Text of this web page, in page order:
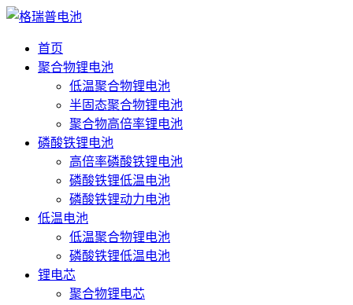
首页
聚合物锂电池
低温聚合物锂电池
半固态聚合物锂电池
聚合物高倍率锂电池
磷酸铁锂电池
高倍率磷酸铁锂电池
磷酸铁锂低温电池
磷酸铁锂动力电池
低温电池
低温聚合物锂电池
磷酸铁锂低温电池
锂电芯
聚合物锂电芯